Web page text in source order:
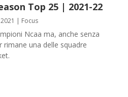
Top 25 | 2021-22
| Focus
Ncaa ma, anche senza
una delle squadre